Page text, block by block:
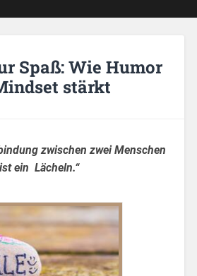
Spaß: Wie Humor
stärkt
zwischen zwei Menschen
ist ein Lächeln.“